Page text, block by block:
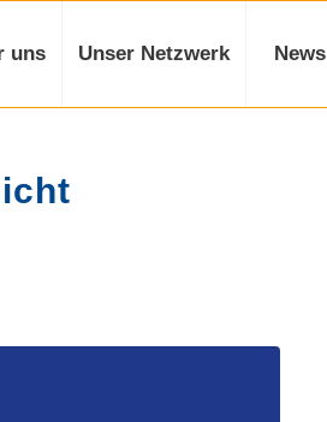
uns Unser Netzwerk News